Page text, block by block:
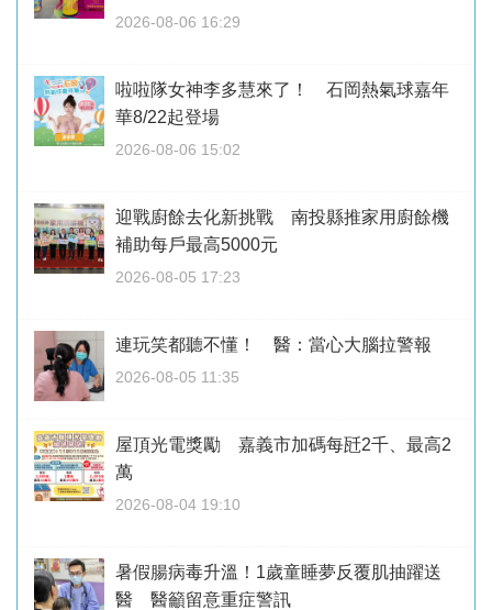
2026-08-06 16:29
啦啦隊女神李多慧來了！ 石岡熱氣球嘉年
華8/22起登場
2026-08-06 15:02
迎戰廚餘去化新挑戰 南投縣推家用廚餘機
補助每戶最高5000元
2026-08-05 17:23
連玩笑都聽不懂！ 醫：當心大腦拉警報
2026-08-05 11:35
屋頂光電獎勵 嘉義市加碼每瓩2千、最高2
萬
2026-08-04 19:10
暑假腸病毒升溫！1歲童睡夢反覆肌抽躍送
醫 醫籲留意重症警訊